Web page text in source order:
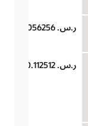
ر.س.‏ 0.0056256
ر.س.‏ 0.112512